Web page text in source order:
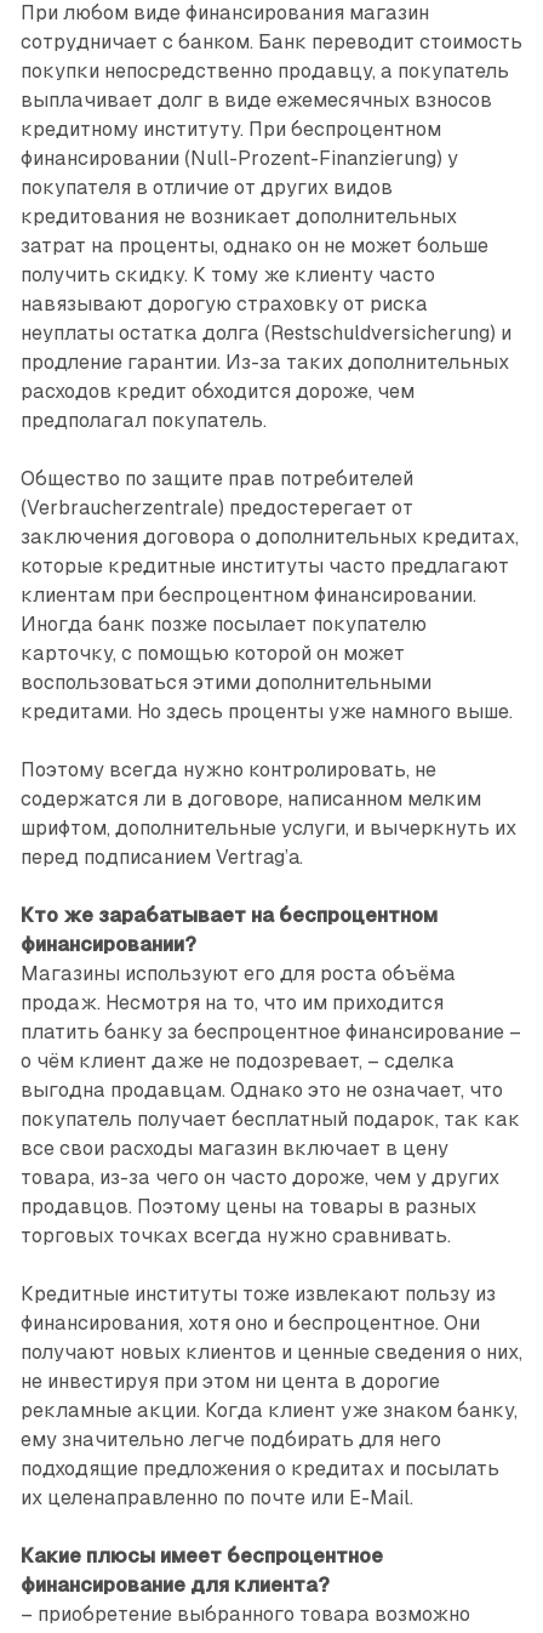
При любом виде финансирования магазин
сотрудничает с банком. Банк переводит стоимость
покупки непосредственно продавцу, а покупатель
выплачивает долг в виде ежемесячных взносов
кредитному институту. При беспроцентном
финансировании (Null-Prozent-Finanzierung) у
покупателя в отличие от других видов
кредитования не возникает дополнительных
затрат на проценты, однако он не может больше
получить скидку. К тому же клиенту часто
навязывают дорогую страховку от риска
неуплаты остатка долга (Restschuldversicherung) и
продление гарантии. Из-за таких дополнительных
расходов кредит обходится дороже, чем
предполагал покупатель.
Общество по защите прав потребителей
(Verbraucherzentrale) предостерегает от
заключения договора о дополнительных кредитах,
которые кредитные институты часто предлагают
клиентам при беспроцентном финансировании.
Иногда банк позже посылает покупателю
карточку, с помощью которой он может
воспользоваться этими дополнительными
кредитами. Но здесь проценты уже намного выше.
Поэтому всегда нужно контролировать, не
содержатся ли в договоре, написанном мелким
шрифтом, дополнительные услуги, и вычеркнуть их
перед подписанием Vertrag’a.
Кто же зарабатывает на беспроцентном
финансировании?
Магазины используют его для роста объёма
продаж. Несмотря на то, что им приходится
платить банку за беспроцентное финансирование –
о чём клиент даже не подозревает, – сделка
выгодна продавцам. Однако это не означает, что
покупатель получает бесплатный подарок, так как
все свои расходы магазин включает в цену
товара, из-за чего он часто дороже, чем у других
продавцов. Поэтому цены на товары в разных
торговых точках всегда нужно сравнивать.
Кредитные институты тоже извлекают пользу из
финансирования, хотя оно и беспроцентное. Они
получают новых клиентов и ценные сведения о них,
не инвестируя при этом ни цента в дорогие
рекламные акции. Когда клиент уже знаком банку,
ему значительно легче подбирать для него
подходящие предложения о кредитах и посылать
их целенаправленно по почте или E-Mail.
Какие плюсы имеет беспроцентное
финансирование для клиента?
– приобретение выбранного товара возможно